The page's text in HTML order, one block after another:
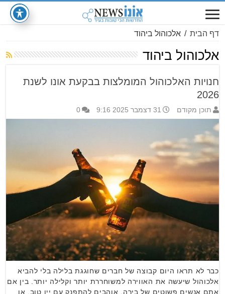
דף הבית / אלכוהול ביהוד
אלכוהול ביהוד
חנויות האלכוהול המומלצות בבקעת אונו לשנת
2026
תוכן מקודם 31 דצמבר 2025 9:16 0
כבר לא תראו היום קבוצה של חברים שחוגגת בלילה בלי להביא
אלכוהול שיעשה את האווירה למשוחררת יותר וקלילה יותר. בין אם
אתם אנשים פשוטים של בירה, אוהבים להתפנק עם יין טוב, או